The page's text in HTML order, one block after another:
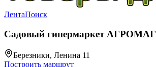
ЛентаПоиск
Садовый гипермаркет АГРОМАГ
Березники, Ленина 11
Построить маршрут